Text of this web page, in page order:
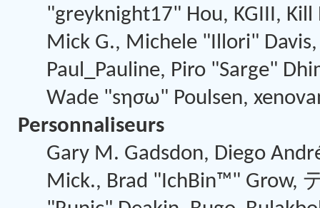
"greyknight17" Hou, KGIII,
Mick G., Michele "Illori"
Paul_Pauline, Piro "Sarge"
Wade "sησω" Poulsen,
Personnaliseurs
Gary M. Gadsdon, Diego
Mick., Brad "IchBin™" Grow,